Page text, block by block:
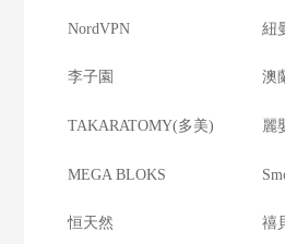
NordVPN 紐
李子園 澳
TAKARATOMY(多美) 麗
MEGA BLOKS
恒天然 禧